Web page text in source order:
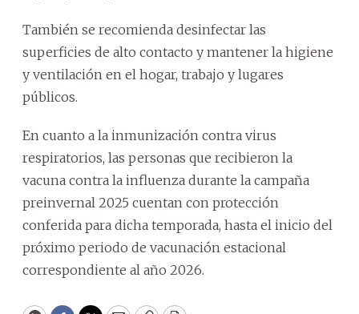
También se recomienda desinfectar las
superficies de alto contacto y mantener la higiene
y ventilación en el hogar, trabajo y lugares
públicos.
En cuanto a la inmunización contra virus
respiratorios, las personas que recibieron la
vacuna contra la influenza durante la campaña
preinvernal 2025 cuentan con protección
conferida para dicha temporada, hasta el inicio del
próximo periodo de vacunación estacional
correspondiente al año 2026.